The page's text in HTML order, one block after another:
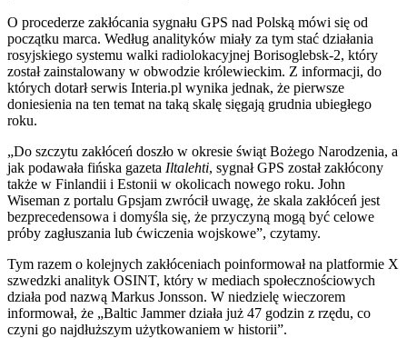
O procederze zakłócania sygnału GPS nad Polską mówi się od
początku marca. Według analityków miały za tym stać działania
rosyjskiego systemu walki radiolokacyjnej Borisoglebsk-2, który
został zainstalowany w obwodzie królewieckim. Z informacji, do
których dotarł serwis Interia.pl wynika jednak, że pierwsze
doniesienia na ten temat na taką skalę sięgają grudnia ubiegłego
roku.
„Do szczytu zakłóceń doszło w okresie świąt Bożego Narodzenia, a
jak podawała fińska gazeta Iltalehti, sygnał GPS został zakłócony
także w Finlandii i Estonii w okolicach nowego roku. John
Wiseman z portalu Gpsjam zwrócił uwagę, że skala zakłóceń jest
bezprecedensowa i domyśla się, że przyczyną mogą być celowe
próby zagłuszania lub ćwiczenia wojskowe”, czytamy.
Tym razem o kolejnych zakłóceniach poinformował na platformie X
szwedzki analityk OSINT, który w mediach społecznościowych
działa pod nazwą Markus Jonsson. W niedzielę wieczorem
informował, że „Baltic Jammer działa już 47 godzin z rzędu, co
czyni go najdłuższym użytkowaniem w historii”.